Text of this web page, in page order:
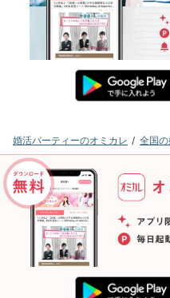
婚活パーティーのオミカレ 全国